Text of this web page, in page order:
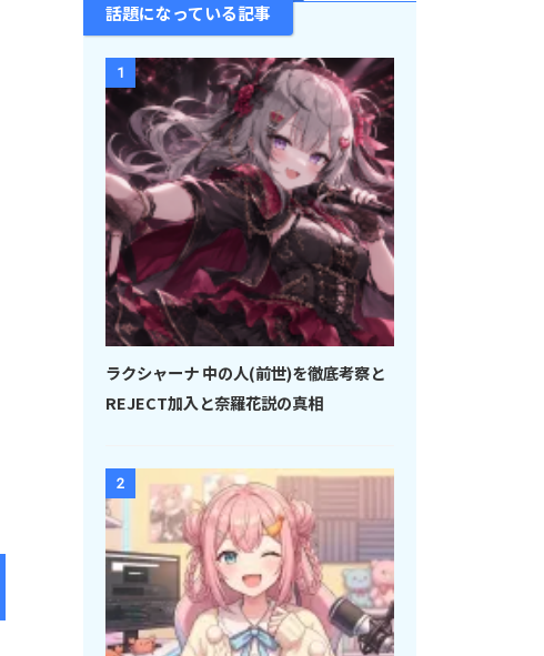
話題になっている記事
1
ラクシャーナ 中の人(前世)を徹底考察と
REJECT加入と奈羅花説の真相
2